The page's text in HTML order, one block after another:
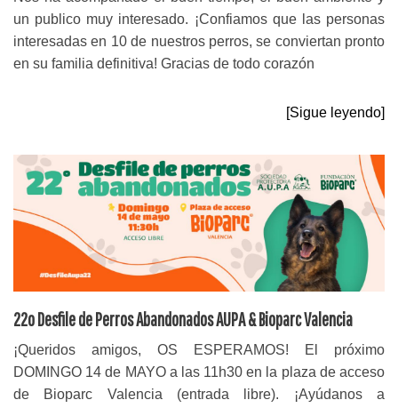
un publico muy interesado. ¡Confiamos que las personas
interesadas en 10 de nuestros perros, se conviertan pronto
en su familia definitiva! Gracias de todo corazón
[Sigue leyendo]
22o Desfile de Perros Abandonados AUPA & Bioparc Valencia
¡Queridos amigos, OS ESPERAMOS! El próximo
DOMINGO 14 de MAYO a las 11h30 en la plaza de acceso
de Bioparc Valencia (entrada libre). ¡Ayúdanos a